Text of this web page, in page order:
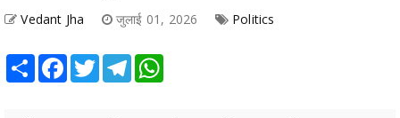
Vedant Jha जुलाई 01, 2026 Politics
Share Facebook
TwitterTelegram